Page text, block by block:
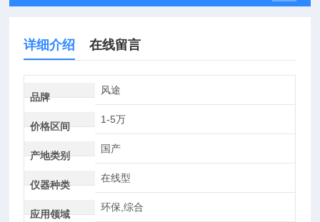
详细介绍 在线留言
品牌
风途
价格区间
1-5万
产地类别
国产
仪器种类
在线型
应用领域
环保,综合